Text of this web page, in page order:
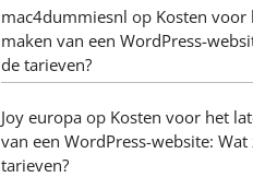
mac4dummiesnl op Kosten voor
maken van een WordPress-
de tarieven?
Joy europa op Kosten voor het
van een WordPress-website: Wat
tarieven?